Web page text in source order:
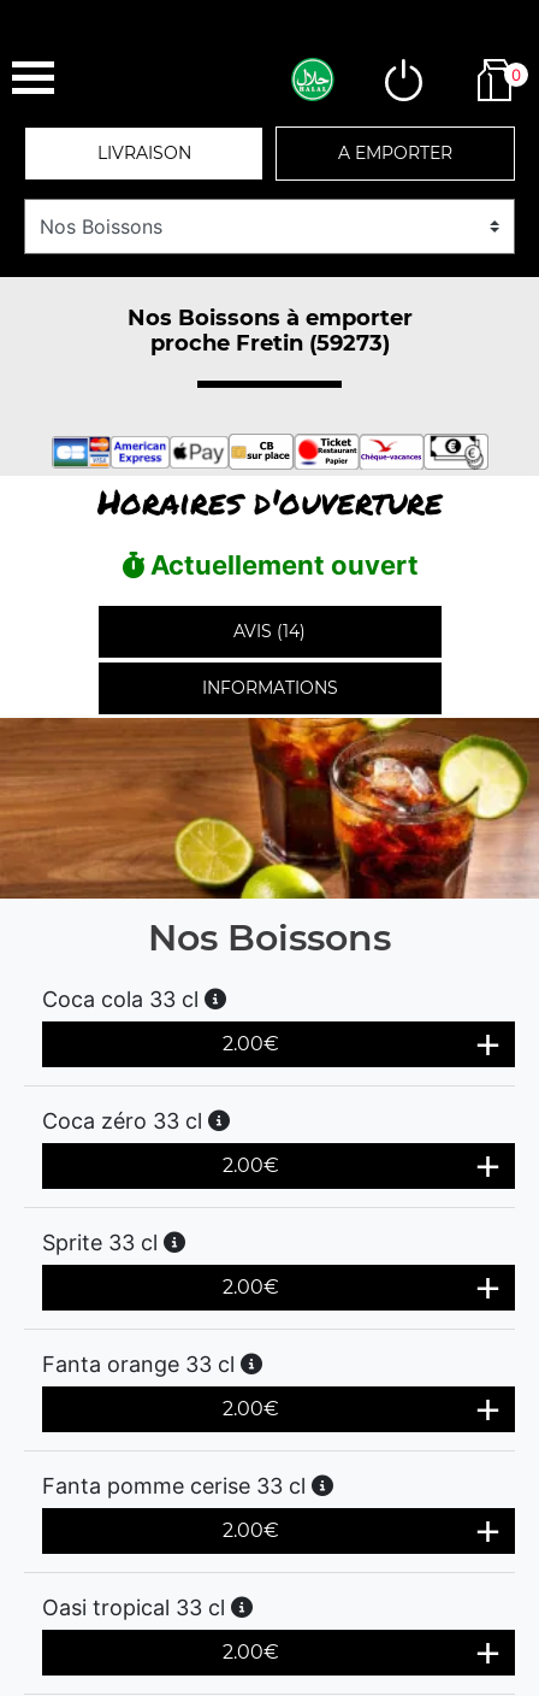
0
LIVRAISON A EMPORTER
Nos Boissons à emporter
proche Fretin (59273)
Horaires d'ouverture
Actuellement ouvert
AVIS (14)
INFORMATIONS
Nos Boissons
Coca cola 33 cl
2.00€
Coca zéro 33 cl
2.00€
Sprite 33 cl
2.00€
Fanta orange 33 cl
2.00€
Fanta pomme cerise 33 cl
2.00€
Oasi tropical 33 cl
2.00€